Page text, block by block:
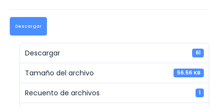
Descargar
Descargar 61
Tamaño del archivo 56.56 KB
Recuento de archivos 1